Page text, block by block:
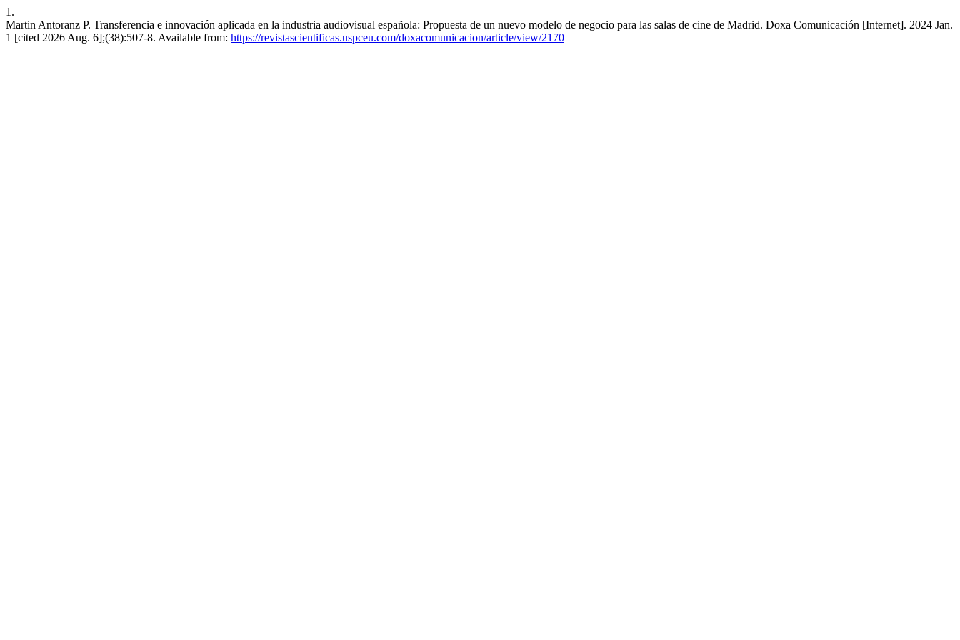
1.
Martin Antoranz P. Transferencia e innovación aplicada en la industria audiovisual española: Propuesta de un nuevo modelo de negocio para las salas de cine de Madrid. Doxa Comunicación [Internet]. 2024 Jan.
1 [cited 2026 Aug. 6];(38):507-8. Available from: https://revistascientificas.uspceu.com/doxacomunicacion/article/view/2170